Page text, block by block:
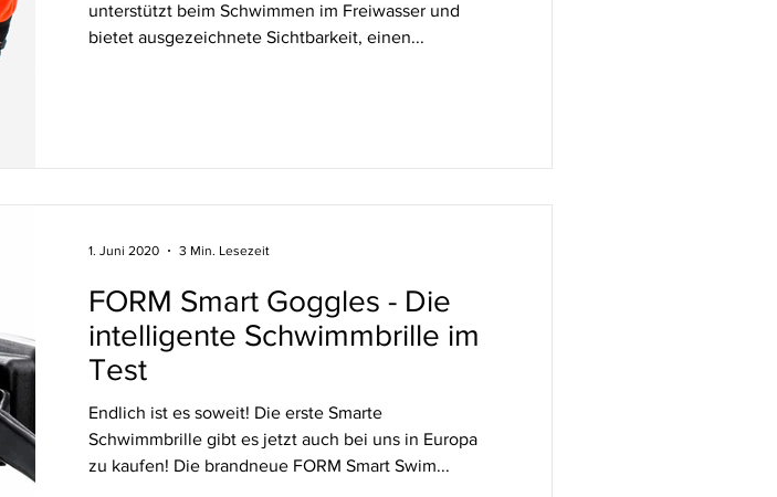
unterstützt beim Schwimmen im Freiwasser und
bietet ausgezeichnete Sichtbarkeit, einen...
FORM Smart Goggles - Die
intelligente Schwimmbrille im
Test
Endlich ist es soweit! Die erste Smarte
Schwimmbrille gibt es jetzt auch bei uns in Europa
zu kaufen! Die brandneue FORM Smart Swim...
1. Juni 2020 3 Min. Lesezeit